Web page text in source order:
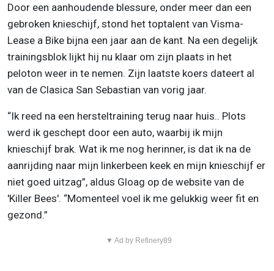
Door een aanhoudende blessure, onder meer dan een
gebroken knieschijf, stond het toptalent van Visma-
Lease a Bike bijna een jaar aan de kant. Na een degelijk
trainingsblok lijkt hij nu klaar om zijn plaats in het
peloton weer in te nemen. Zijn laatste koers dateert al
van de Clasica San Sebastian van vorig jaar.
“Ik reed na een hersteltraining terug naar huis.. Plots
werd ik geschept door een auto, waarbij ik mijn
knieschijf brak. Wat ik me nog herinner, is dat ik na de
aanrijding naar mijn linkerbeen keek en mijn knieschijf er
niet goed uitzag”, aldus Gloag op de website van de
'Killer Bees'. “Momenteel voel ik me gelukkig weer fit en
gezond.”
▼ Ad by Refinery89